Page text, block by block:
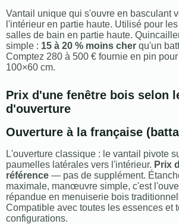
Vantail unique qui s'ouvre en basculant
l'intérieur en partie haute. Utilisé pour
salles de bain en partie haute.
simple : 15 à 20 % moins cher qu'un
Comptez 280 à 500 € fournie en pin
100×60 cm.
Prix d'une fenêtre bois selon
d'ouverture
Ouverture à la française
L'ouverture classique : le vantail pivote
paumelles latérales vers l'intérieur. Prix
référence — pas de supplément.
maximale, manœuvre simple, c'est
répandue en menuiserie bois
Compatible avec toutes les essences et
configurations.